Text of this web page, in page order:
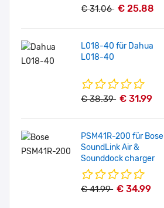
€ 31.06 € 25.88
L018-40 für Dahua
L018-40
€ 38.39 € 31.99
PSM41R-200 für Bose
SoundLink Air &
Sounddock charger
€ 41.99 € 34.99